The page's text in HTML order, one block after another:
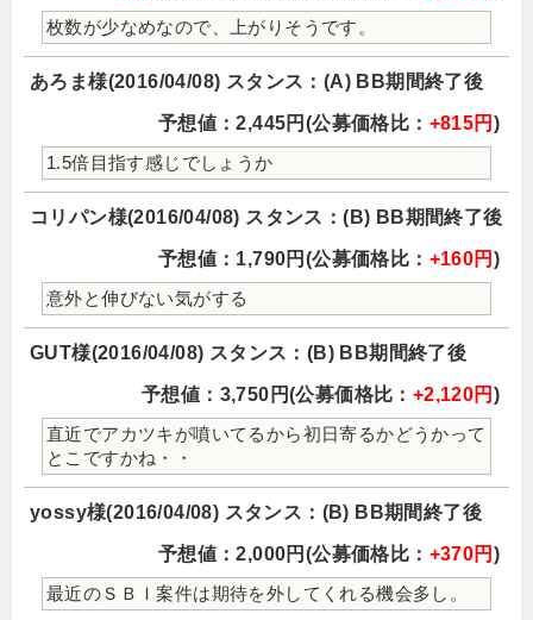
枚数が少なめなので、上がりそうです。
あろま様(2016/04/08) スタンス：(A) BB期間終了後
予想値：2,445円(公募価格比： +815円 )
1.5倍目指す感じでしょうか
コリパン様(2016/04/08) スタンス：(B) BB期間終了後
予想値：1,790円(公募価格比： +160円 )
意外と伸びない気がする
GUT様(2016/04/08) スタンス：(B) BB期間終了後
予想値：3,750円(公募価格比： +2,120円 )
直近でアカツキが噴いてるから初日寄るかどうかって
とこですかね・・
yossy様(2016/04/08) スタンス：(B) BB期間終了後
予想値：2,000円(公募価格比： +370円 )
最近のＳＢＩ案件は期待を外してくれる機会多し。